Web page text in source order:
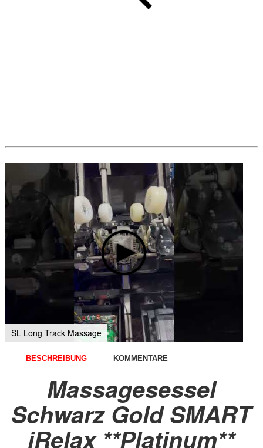
SL Long Track Massage
BESCHREIBUNG KOMMENTARE
Massagesessel
Schwarz Gold SMART
iRelax **Platinum**